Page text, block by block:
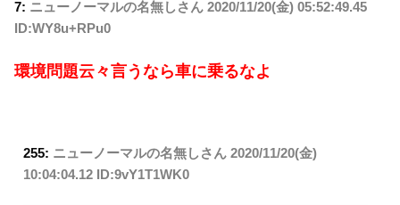
7: ニューノーマルの名無しさん 2020/11/20(金) 05:52:49.45
ID:WY8u+RPu0
環境問題云々言うなら車に乗るなよ
255: ニューノーマルの名無しさん 2020/11/20(金)
10:04:04.12 ID:9vY1T1WK0